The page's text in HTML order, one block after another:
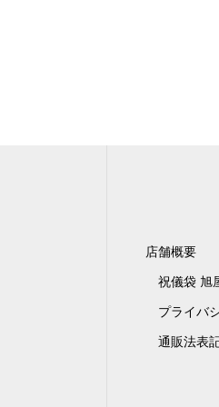
店舗概要
祝儀袋
プライバ
通販法表